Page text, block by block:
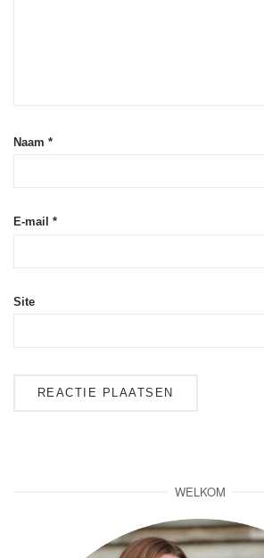
Naam *
E-mail *
Site
WELKOM